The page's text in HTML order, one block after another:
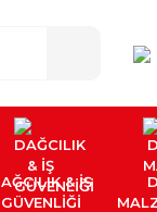
& İŞ
GÜVENLİĞİ